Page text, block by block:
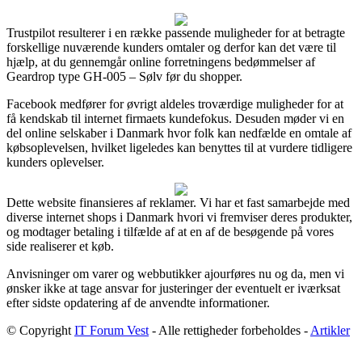
Trustpilot resulterer i en række passende muligheder for at betragte
forskellige nuværende kunders omtaler og derfor kan det være til
hjælp, at du gennemgår online forretningens bedømmelser af
Geardrop type GH-005 – Sølv før du shopper.
Facebook medfører for øvrigt aldeles troværdige muligheder for at
få kendskab til internet firmaets kundefokus. Desuden møder vi en
del online selskaber i Danmark hvor folk kan nedfælde en omtale af
købsoplevelsen, hvilket ligeledes kan benyttes til at vurdere tidligere
kunders oplevelser.
Dette website finansieres af reklamer. Vi har et fast samarbejde med
diverse internet shops i Danmark hvori vi fremviser deres produkter,
og modtager betaling i tilfælde af at en af de besøgende på vores
side realiserer et køb.
Anvisninger om varer og webbutikker ajourføres nu og da, men vi
ønsker ikke at tage ansvar for justeringer der eventuelt er iværksat
efter sidste opdatering af de anvendte informationer.
© Copyright IT Forum Vest - Alle rettigheder forbeholdes - Artikler